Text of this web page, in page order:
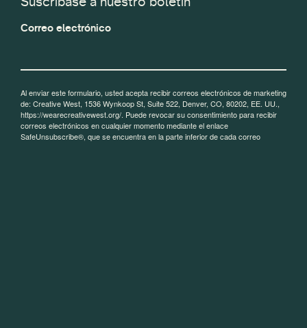
Correo electrónico
Al enviar este formulario, usted acepta recibir correos electrónicos de marketing
de: Creative West, 1536 Wynkoop St, Suite 522, Denver, CO, 80202, EE. UU.,
https://wearecreativewest.org/. Puede revocar su consentimiento para recibir
correos electrónicos en cualquier momento mediante el enlace
SafeUnsubscribe®, que se encuentra en la parte inferior de cada correo